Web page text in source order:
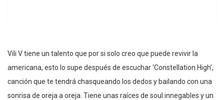
Vili V tiene un talento que por si solo creo que puede revivir la
americana, esto lo supe después de escuchar ‘Constellation High’,
canción que te tendrá chasqueando los dedos y bailando con una
sonrisa de oreja a oreja. Tiene unas raíces de soul innegables y un